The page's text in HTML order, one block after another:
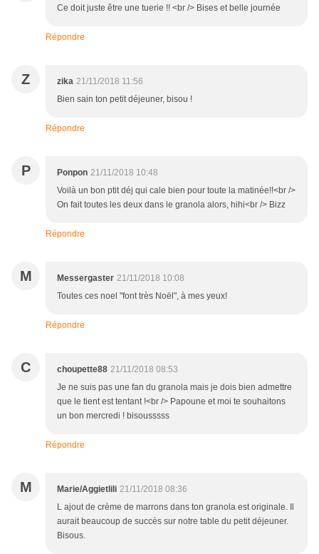
Ce doit juste être une tuerie !! <br /> Bises et belle journée
Répondre
Z zika 21/11/2018 11:56
Bien sain ton petit déjeuner, bisou !
Répondre
P Ponpon 21/11/2018 10:48
Voilà un bon ptit déj qui cale bien pour toute la matinée!!<br />
On fait toutes les deux dans le granola alors, hihi<br /> Bizz
Répondre
M Messergaster 21/11/2018 10:08
Toutes ces noel "font très Noël", à mes yeux!
Répondre
C choupette88 21/11/2018 08:53
Je ne suis pas une fan du granola mais je dois bien admettre
que le tient est tentant !<br /> Papoune et moi te souhaitons
un bon mercredi ! bisousssss
Répondre
M Marie/Aggietlili 21/11/2018 08:36
L ajout de crème de marrons dans ton granola est originale. Il
aurait beaucoup de succès sur notre table du petit déjeuner.
Bisous.